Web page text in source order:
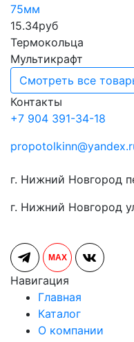
75мм
15.34руб
Термокольца
Мультикрафт
Смотреть все
Контакты
+7 904 391-34-18
г. Нижний Новгород
г. Нижний Новгород
MAX
Навигация
Главная
Каталог
О компании